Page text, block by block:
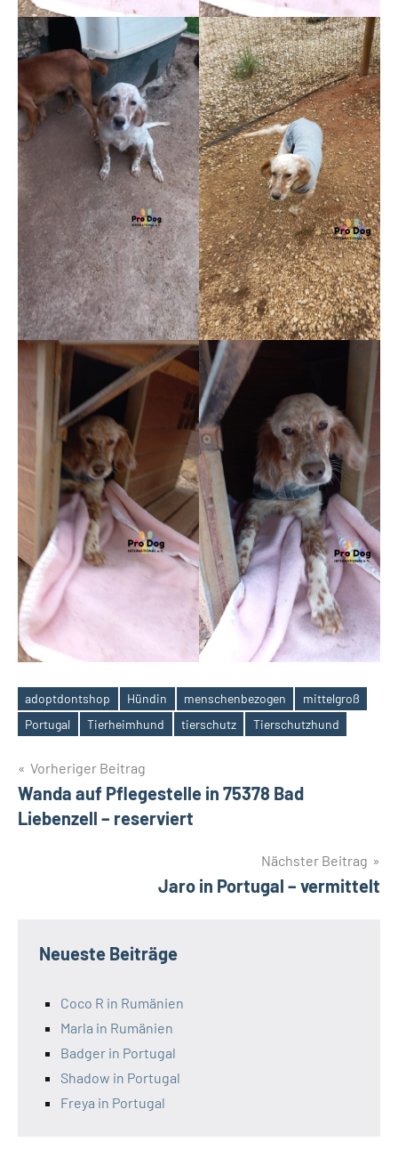
Schlagwörter
adoptdontshop Hündin menschenbezogen
mittelgroß
Portugal
Tierheimhund tierschutz Tierschutzhund
Beitragsnavigation
Vorheriger Beitrag
Wanda auf Pflegestelle in 75378 Bad
Liebenzell – reserviert
Nächster Beitrag
Jaro in Portugal – vermittelt
Neueste Beiträge
Coco R in Rumänien
Marla in Rumänien
Badger in Portugal
Shadow in Portugal
Freya in Portugal